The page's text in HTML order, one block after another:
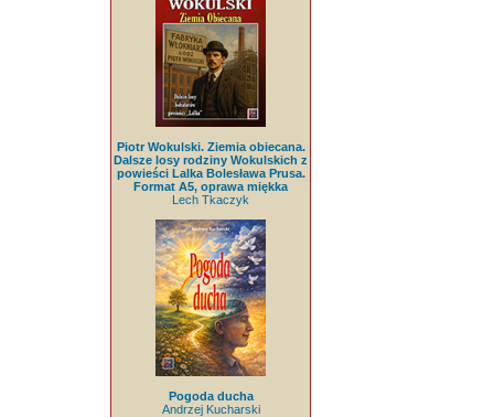
Piotr Wokulski. Ziemia obiecana.
Dalsze losy rodziny Wokulskich z
powieści Lalka Bolesława Prusa.
Format A5, oprawa miękka
Lech Tkaczyk
Pogoda ducha
Andrzej Kucharski